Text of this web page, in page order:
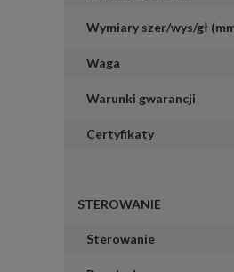
Wymiary szer/wys/gł
Waga
Warunki gwarancji
Certyfikaty
STEROWANIE
Sterowanie